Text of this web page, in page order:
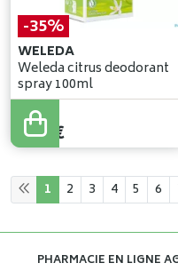
-35%
WELEDA
Weleda citrus deodorant
spray 100ml
14,99
9,74 €
1 2 3 4 5 6
PHARMACIE EN LIGNE